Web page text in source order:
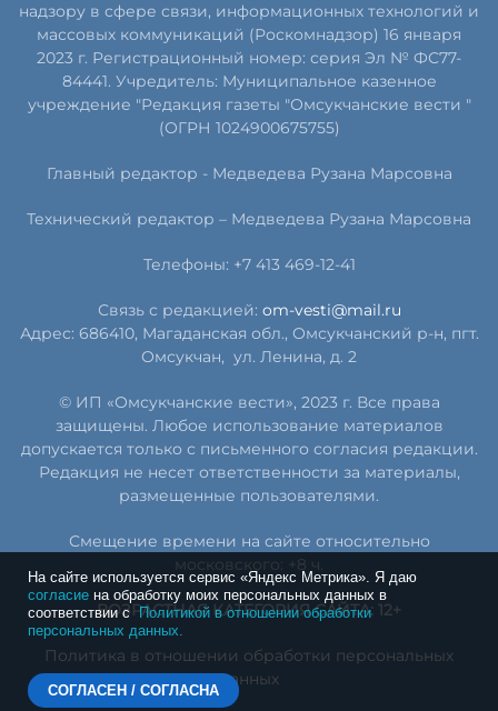
На сайте используется сервис «Яндекс Метрика». Я даю
согласие на обработку моих персональных данных в
соответствии сПолитикой в отношении обработки
персональных данных.
СОГЛАСЕН / СОГЛАСНА
надзору в сфере связи, информационных технологий и
массовых коммуникаций (Роскомнадзор) 16 января
2023 г. Регистрационный номер: серия Эл № ФС77-
84441. Учредитель: Муниципальное казенное
учреждение "Редакция газеты "Омсукчанские вести "
(ОГРН 1024900675755)
Главный редактор - Медведева Рузана Марсовна
Технический редактор – Медведева Рузана Марсовна
Телефоны: +7 413 469-12-41
Связь с редакцией: om-vesti@mail.ru
Адрес: 686410, Магаданская обл., Омсукчанский р-н, пгт.
Омсукчан, ул. Ленина, д. 2
© ИП «Омсукчанские вести», 2023 г. Все права
защищены. Любое использование материалов
допускается только с письменного согласия редакции.
Редакция не несет ответственности за материалы,
размещенные пользователями.
Смещение времени на сайте относительно
московского: +8 ч.
ВОЗРАСТНАЯ КАТЕГОРИЯ САЙТА: 12+
Политика в отношении обработки персональных
данных